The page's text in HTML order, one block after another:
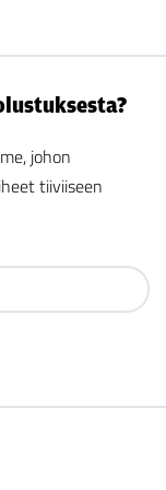
johon
tiiviiseen